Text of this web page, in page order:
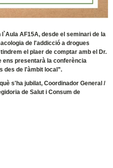
AF15A, desde el seminari de la
de l'addicció a drogues
el plaer de comptar amb el Dr.
ens presentarà la conferència
des de l'àmbit local”.
s'ha jubilat, Coordinador General /
de Salut i Consum de